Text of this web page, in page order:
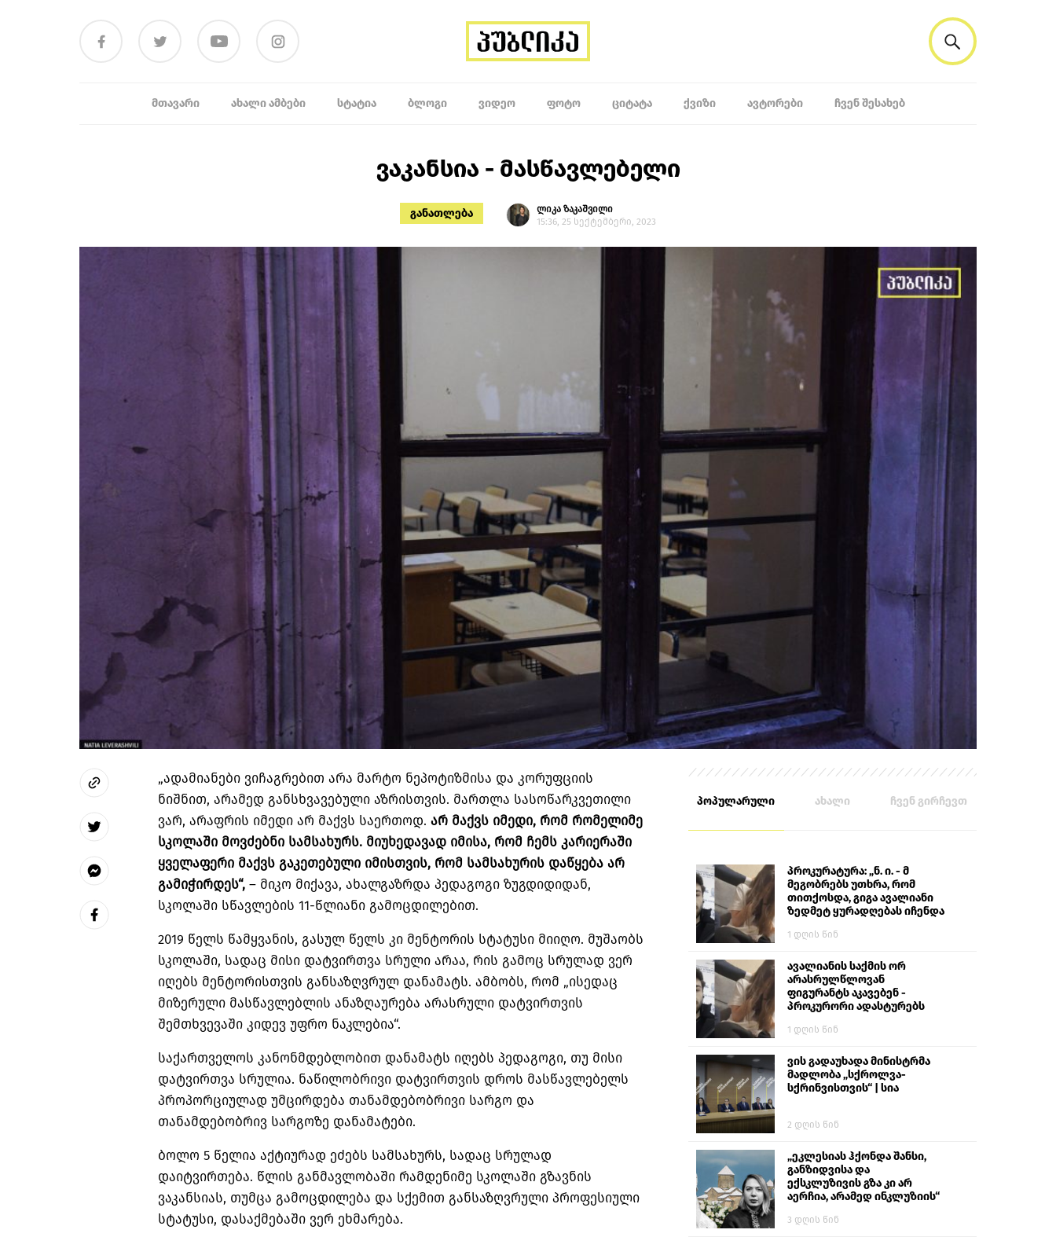
ᲛᲗᲐᲕᲐᲠᲘ ᲐᲮᲐᲚᲘ ᲐᲛᲑᲔᲑᲘ ᲡᲢᲐᲢᲘᲐ ᲑᲚᲝᲒᲘ ᲕᲘᲓᲔᲝ ᲤᲝᲢᲝ ᲪᲘᲢᲐᲢᲐ ᲥᲕᲘᲖᲘ ᲐᲕᲢᲝᲠᲔᲑᲘ ᲩᲕᲔᲜ ᲨᲔᲡᲐᲮᲔᲑ
ვაკანსია - მასწავლებელი
განათლება
ლიკა ზაკაშვილი
15:36, 25 სექტემბერი, 2023
„ადამიანები ვიჩაგრებით არა მარტო ნეპოტიზმისა და კორუფციის
ნიშნით, არამედ განსხვავებული აზრისთვის. მართლა სასოწარკვეთილი
ვარ, არაფრის იმედი არ მაქვს საერთოდ. არ მაქვს იმედი, რომ რომელიმე
სკოლაში მოვძებნი სამსახურს. მიუხედავად იმისა, რომ ჩემს კარიერაში
ყველაფერი მაქვს გაკეთებული იმისთვის, რომ სამსახურის დაწყება არ
გამიჭირდეს“, – მიკო მიქავა, ახალგაზრდა პედაგოგი ზუგდიდიდან,
სკოლაში სწავლების 11-წლიანი გამოცდილებით.
2019 წელს წამყვანის, გასულ წელს კი მენტორის სტატუსი მიიღო. მუშაობს
სკოლაში, სადაც მისი დატვირთვა სრული არაა, რის გამოც სრულად ვერ
იღებს მენტორისთვის განსაზღვრულ დანამატს. ამბობს, რომ „ისედაც
მიზერული მასწავლებლის ანაზღაურება არასრული დატვირთვის
შემთხვევაში კიდევ უფრო ნაკლებია“.
საქართველოს კანონმდებლობით დანამატს იღებს პედაგოგი, თუ მისი
დატვირთვა სრულია. ნაწილობრივი დატვირთვის დროს მასწავლებელს
პროპორციულად უმცირდება თანამდებობრივი სარგო და
თანამდებობრივ სარგოზე დანამატები.
ბოლო 5 წელია აქტიურად ეძებს სამსახურს, სადაც სრულად
დაიტვირთება. წლის განმავლობაში რამდენიმე სკოლაში გზავნის
ვაკანსიას, თუმცა გამოცდილება და სქემით განსაზღვრული პროფესიული
სტატუსი, დასაქმებაში ვერ ეხმარება.
პოპულარული ახალი ჩვენ გირჩევთ
პროკურატურა: „ნ. ი. - მ
მეგობრებს უთხრა, რომ
თითქოსდა, გიგა ავალიანი
ზედმეტ ყურადღებას იჩენდა
ალექსანდრე გაბაშვილი
გიგა ავალიანს“
1 დღის წინ
ავალიანის საქმის ორ
არასრულწლოვან
ფიგურანტს აკავებენ -
პროკურორი ადასტურებს
1 დღის წინ
ვის გადაუხადა მინისტრმა
მადლობა „სქროლვა-
სქრინვისთვის“ | სია
2 დღის წინ
„ეკლესიას ჰქონდა შანსი,
განზიდვისა და
ექსკლუზივის გზა კი არ
აერჩია, არამედ ინკლუზიის“
3 დღის წინ